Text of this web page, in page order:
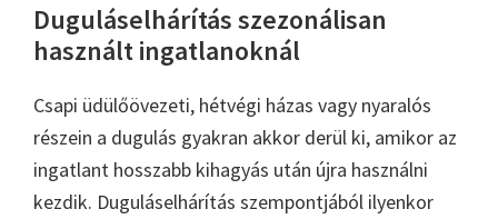
Duguláselhárítás szezonálisan
használt ingatlanoknál
Csapi üdülőövezeti, hétvégi házas vagy nyaralós
részein a dugulás gyakran akkor derül ki, amikor az
ingatlant hosszabb kihagyás után újra használni
kezdik. Duguláselhárítás szempontjából ilyenkor